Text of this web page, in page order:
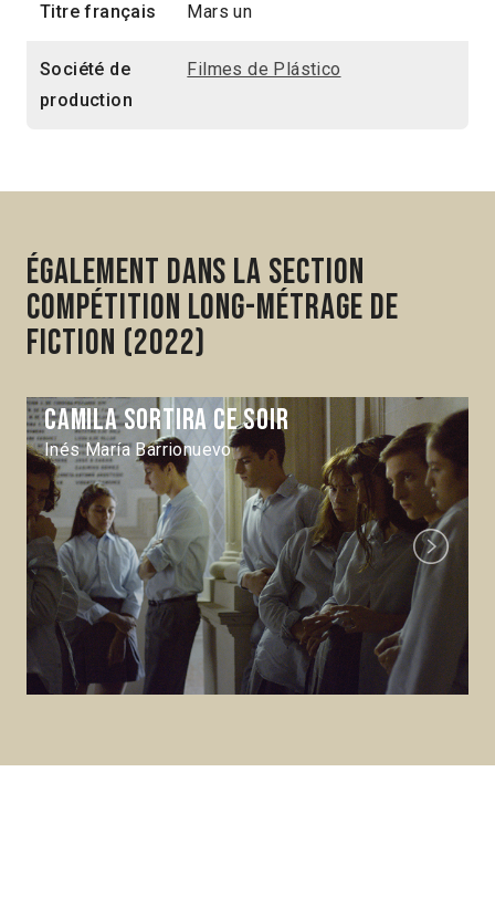
Titre français Mars un
Société de
production
Filmes de Plástico
Également dans la section
Compétition Long-métrage de
fiction (2022)
Camila sortira ce soir
Inés María Barrionuevo
Next